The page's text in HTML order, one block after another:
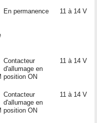
En permanence 11 à 14 V
Contacteur
d'allumage en
position ON
11 à 14 V
Contacteur
d'allumage en
position ON
11 à 14 V